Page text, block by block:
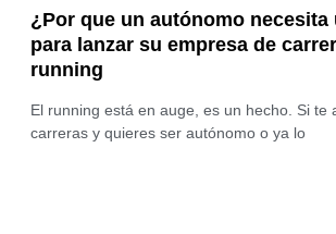
¿Por que un autónomo necesita
para lanzar su empresa de
running
El running está en auge, es un hecho. Si te
carreras y quieres ser autónomo o ya lo